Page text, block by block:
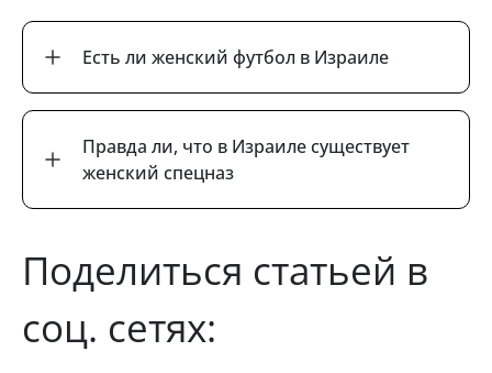
Есть ли женский футбол в Израиле
Правда ли, что в Израиле существует
женский спецназ
Поделиться статьей в
соц. сетях: